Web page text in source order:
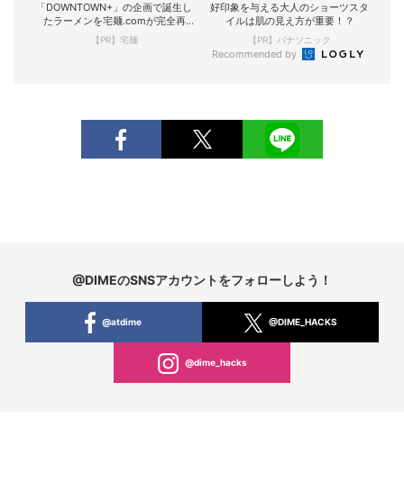
「DOWNTOWN+」の企画で誕生し
たラーメンを宅麺.comが完全再
現！
【PR】宅麺
好印象を与える大人のショーツスタ
イルは肌の見え方が重要！？
【PR】パナソニック
Recommended by
@DIMEのSNSアカウントをフォローしよう！
@atdime @DIME_HACKS
@dime_hacks